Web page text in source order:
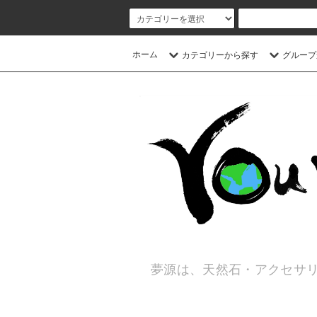
ホーム カテゴリーから探す グルー
夢源は、天然石・アクセサ